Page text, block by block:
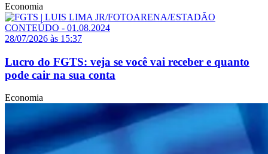
Economia
28/07/2026 às 15:37
Lucro do FGTS: veja se você vai receber e quanto
pode cair na sua conta
Economia